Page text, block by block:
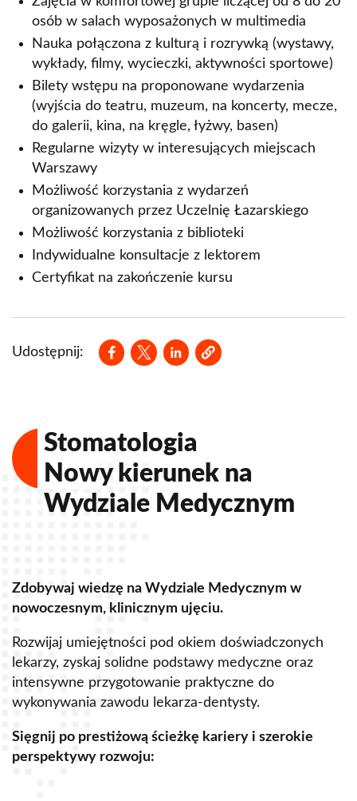
osób w salach wyposażonych w multimedia
Nauka połączona z kulturą i rozrywką (wystawy,
wykłady, filmy, wycieczki, aktywności sportowe)
Bilety wstępu na proponowane wydarzenia
(wyjścia do teatru, muzeum, na koncerty, mecze,
do galerii, kina, na kręgle, łyżwy, basen)
Regularne wizyty w interesujących miejscach
Warszawy
Możliwość korzystania z wydarzeń
organizowanych przez Uczelnię Łazarskiego
Możliwość korzystania z biblioteki
Indywidualne konsultacje z lektorem
Certyfikat na zakończenie kursu
Udostępnij:
Opens in a new window
Opens in a new window
Opens in a new window
Stomatologia
Nowy kierunek na
Wydziale Medycznym
Zdobywaj wiedzę na Wydziale Medycznym w
nowoczesnym, klinicznym ujęciu.
Rozwijaj umiejętności pod okiem doświadczonych
lekarzy, zyskaj solidne podstawy medyczne oraz
intensywne przygotowanie praktyczne do
wykonywania zawodu lekarza-dentysty.
Sięgnij po prestiżową ścieżkę kariery i szerokie
perspektywy rozwoju: